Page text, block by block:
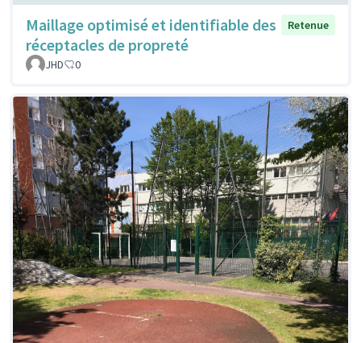
Maillage optimisé et identifiable des
réceptacles de propreté
Retenue
JHD 0